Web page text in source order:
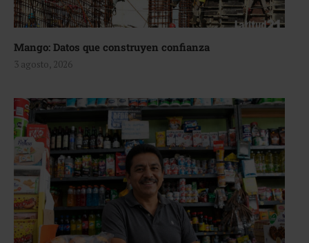
Mango: Datos que construyen confianza
3 agosto, 2026